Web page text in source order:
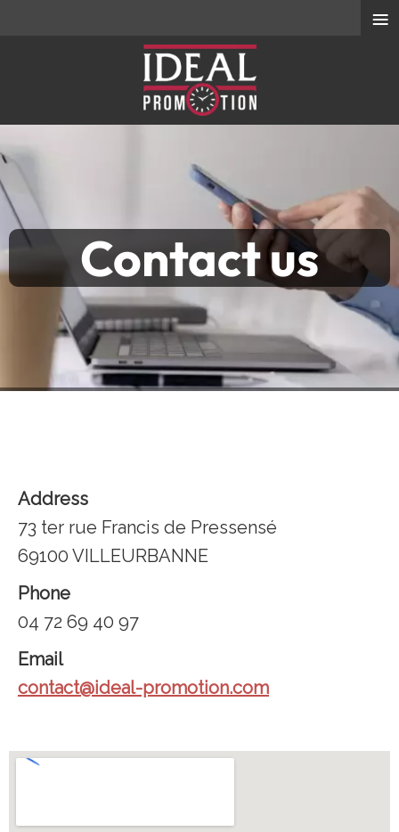
Contact us
Address
73 ter rue Francis de Pressensé
69100 VILLEURBANNE
Phone
04 72 69 40 97
Email
contact@ideal-promotion.com
≡